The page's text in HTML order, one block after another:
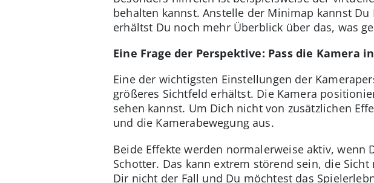
behalten kannst. Anstelle der Minimap kannst
erhältst Du noch mehr Überblick über das, was
Eine Frage der Perspektive: Pass die Kamera
Eine der wichtigsten Einstellungen der
größeres Sichtfeld erhältst. Die Kamera
sehen kannst. Um Dich nicht von zusätzlichen
und die Kamerabewegung aus.
Beide Effekte werden normalerweise aktiv,
Schotter. Das kann extrem störend sein, die
Dir nicht der Fall und Du möchtest das